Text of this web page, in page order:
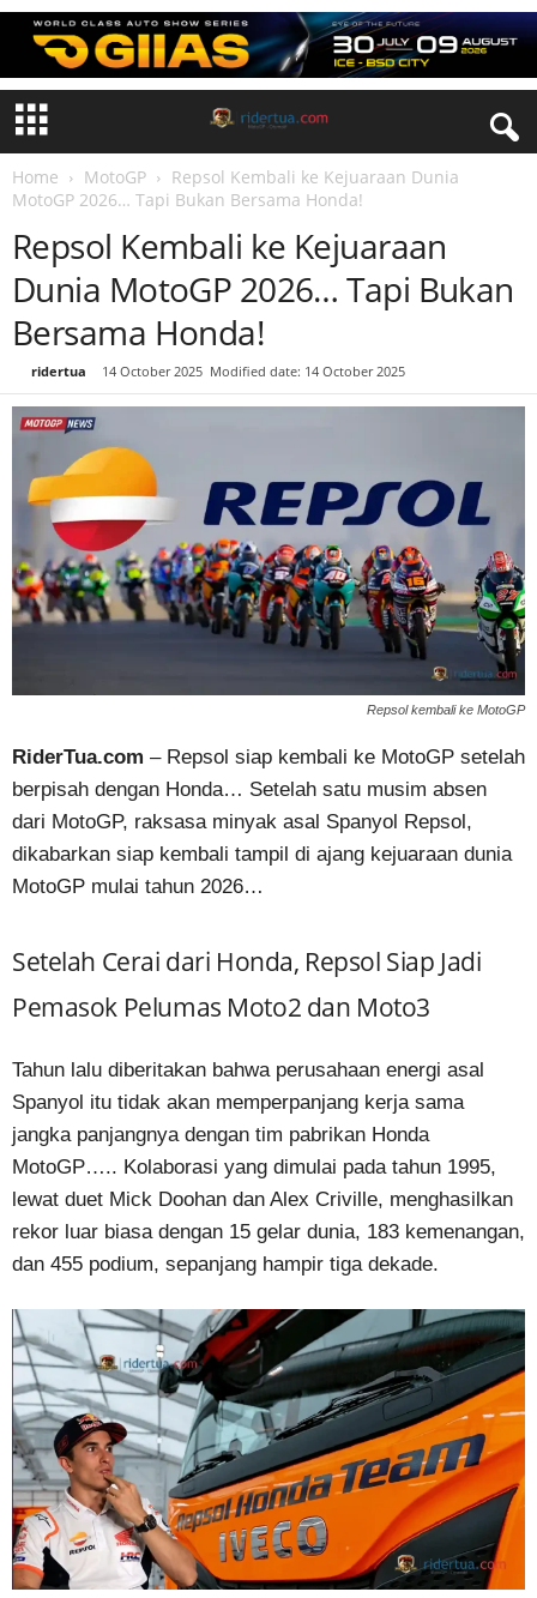
Home MotoGP
Repsol Kembali ke Kejuaraan Dunia
MotoGP 2026… Tapi Bukan Bersama Honda!
Repsol Kembali ke Kejuaraan
Dunia MotoGP 2026… Tapi Bukan
Bersama Honda!
ridertua 14 October 2025 Modified date: 14 October 2025
Repsol kembali ke MotoGP
RiderTua.com – Repsol siap kembali ke MotoGP setelah
berpisah dengan Honda… Setelah satu musim absen
dari MotoGP, raksasa minyak asal Spanyol Repsol,
dikabarkan siap kembali tampil di ajang kejuaraan dunia
MotoGP mulai tahun 2026…
Setelah Cerai dari Honda, Repsol Siap Jadi
Pemasok Pelumas Moto2 dan Moto3
Tahun lalu diberitakan bahwa perusahaan energi asal
Spanyol itu tidak akan memperpanjang kerja sama
jangka panjangnya dengan tim pabrikan Honda
MotoGP….. Kolaborasi yang dimulai pada tahun 1995,
lewat duet Mick Doohan dan Alex Criville, menghasilkan
rekor luar biasa dengan 15 gelar dunia, 183 kemenangan,
dan 455 podium, sepanjang hampir tiga dekade.